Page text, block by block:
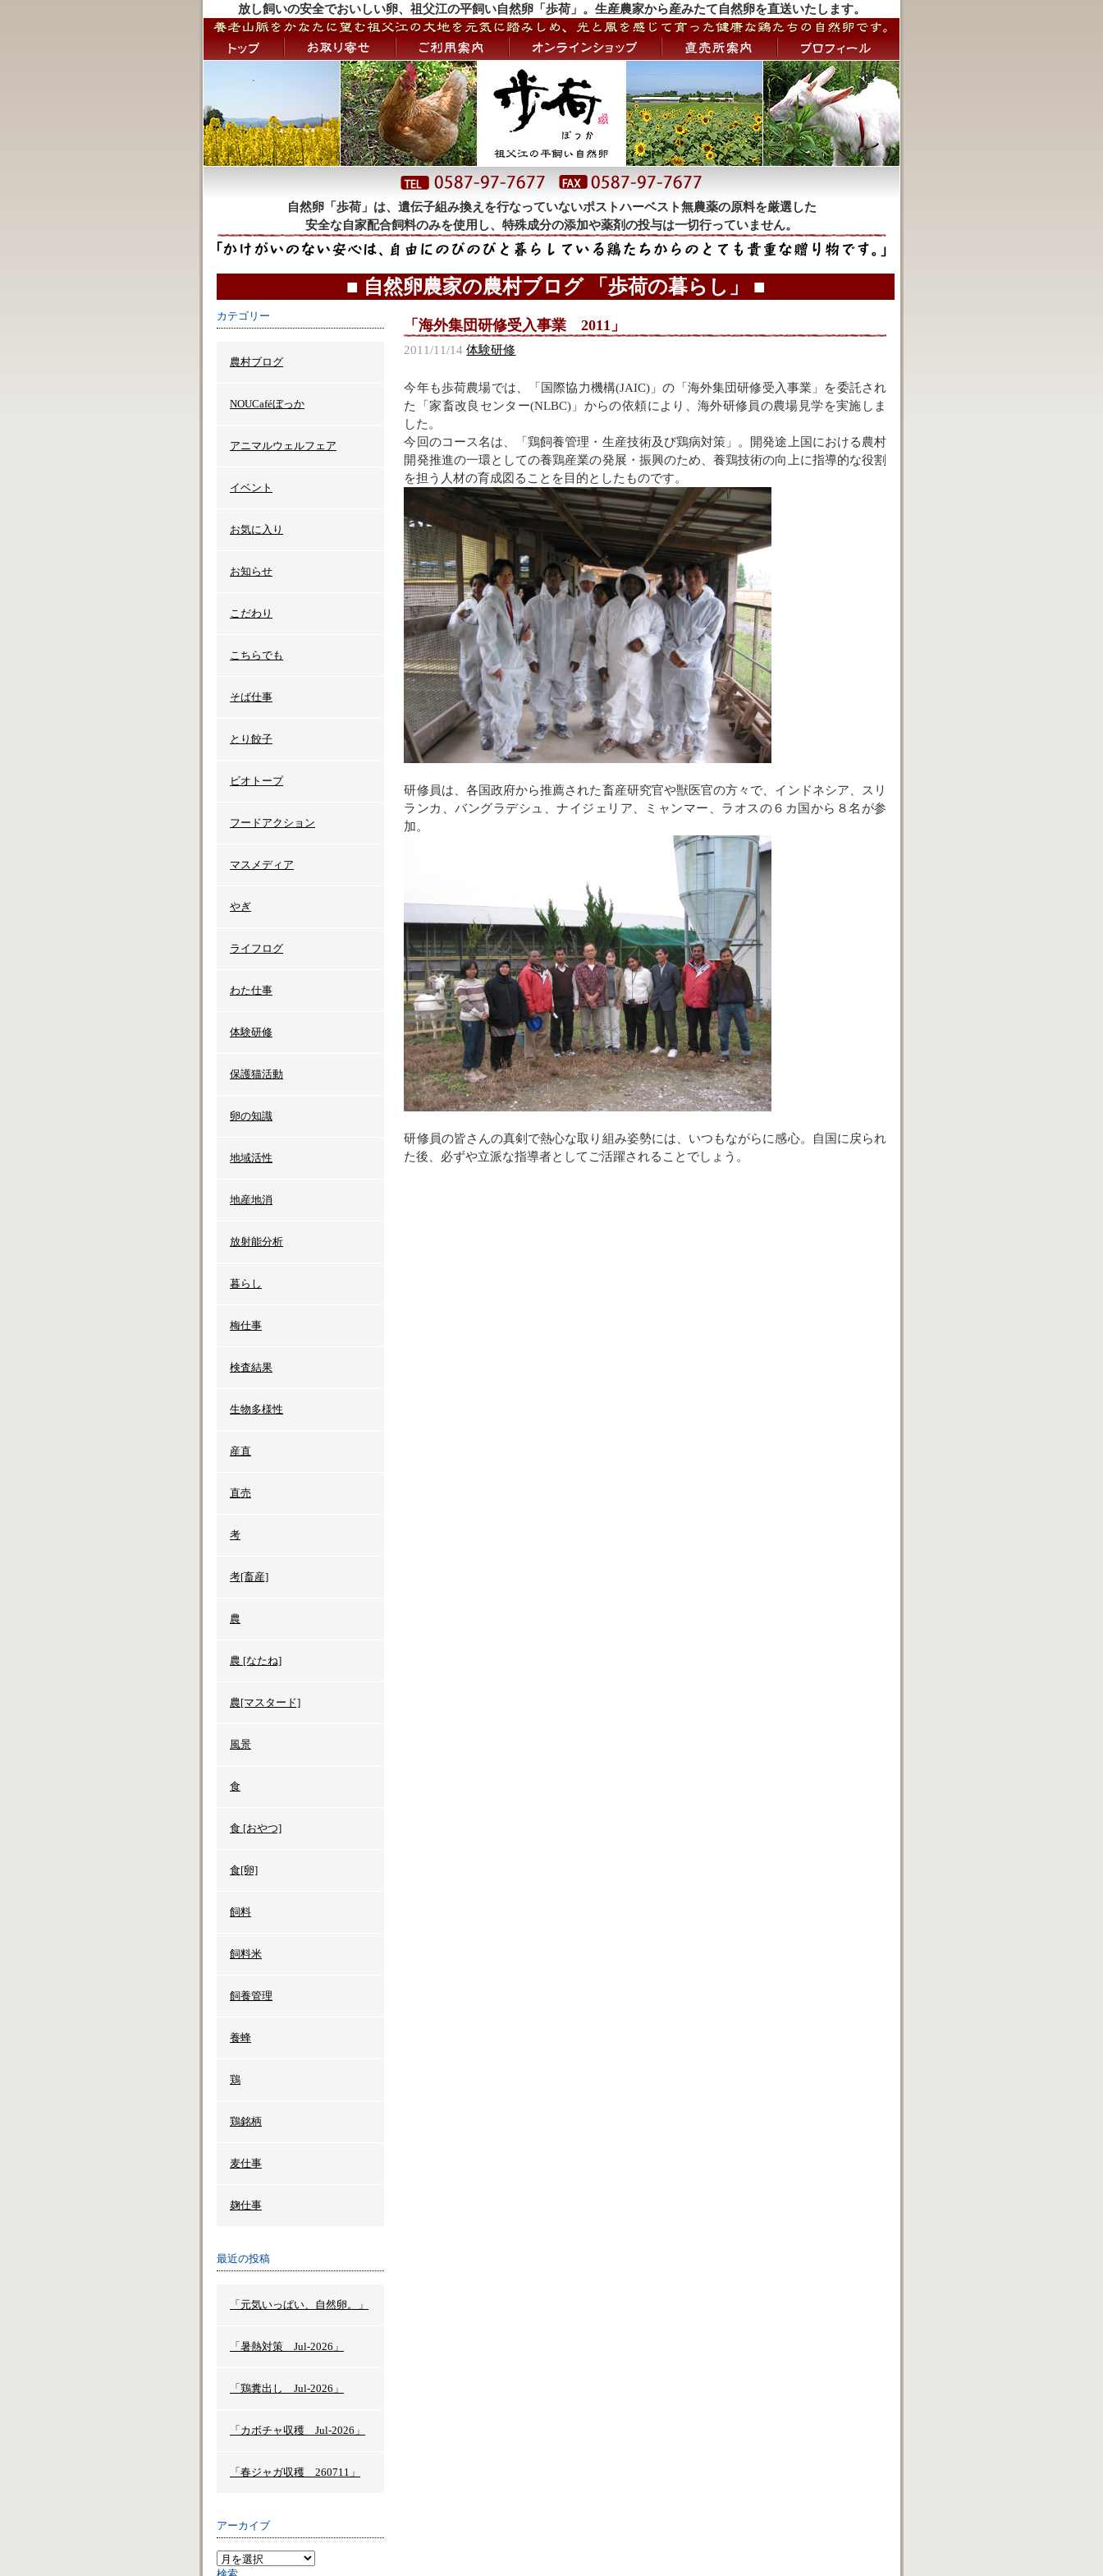
放し飼いの安全でおいしい卵、祖父江の平飼い自然卵「歩荷」。生産農家から産みたて自然卵を直送いたします。
自然卵「歩荷」は、遺伝子組み換えを行なっていないポストハーベスト無農薬の原料を厳選した
安全な自家配合飼料のみを使用し、特殊成分の添加や薬剤の投与は一切行っていません。
■ 自然卵農家の農村ブログ 「歩荷の暮らし」 ■
「海外集団研修受入事業 2011」
2011/11/14体験研修
今年も歩荷農場では、「国際協力機構(JAIC)」の「海外集団研修受入事業」を委託され
た「家畜改良センター(NLBC)」からの依頼により、海外研修員の農場見学を実施しま
した。
今回のコース名は、「鶏飼養管理・生産技術及び鶏病対策」。開発途上国における農村
開発推進の一環としての養鶏産業の発展・振興のため、養鶏技術の向上に指導的な役割
を担う人材の育成図ることを目的としたものです。
研修員は、各国政府から推薦された畜産研究官や獣医官の方々で、インドネシア、スリ
ランカ、バングラデシュ、ナイジェリア、ミャンマー、ラオスの６カ国から８名が参
加。
研修員の皆さんの真剣で熱心な取り組み姿勢には、いつもながらに感心。自国に戻られ
た後、必ずや立派な指導者としてご活躍されることでしょう。
カテゴリー
農村ブログ
NOUCaféぼっか
アニマルウェルフェア
イベント
お気に入り
お知らせ
こだわり
こちらでも
そば仕事
とり餃子
ビオトープ
フードアクション
マスメディア
やぎ
ライフログ
わた仕事
体験研修
保護猫活動
卵の知識
地域活性
地産地消
放射能分析
暮らし
梅仕事
検査結果
生物多様性
産直
直売
考
考[畜産]
農
農 [なたね]
農[マスタード]
風景
食
食 [おやつ]
食[卵]
飼料
飼料米
飼養管理
養蜂
鶏
鶏銘柄
麦仕事
麹仕事
最近の投稿
「元気いっぱい、自然卵。」
「暑熱対策 Jul-2026」
「鶏糞出し Jul-2026」
「カボチャ収穫 Jul-2026」
「春ジャガ収穫 260711」
アーカイブ